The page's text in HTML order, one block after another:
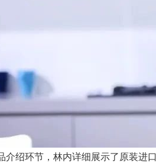
介绍环节，林内详细展示了原装进